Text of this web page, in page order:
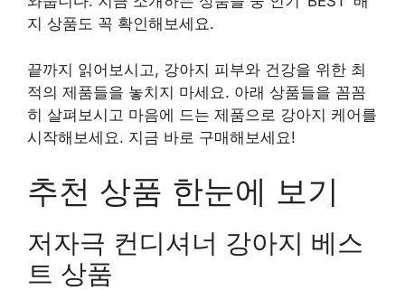
지 상품도 꼭 확인해보세요.
끝까지 읽어보시고, 강아지 피부와 건강을 위한 최
적의 제품들을 놓치지 마세요. 아래 상품들을 꼼꼼
히 살펴보시고 마음에 드는 제품으로 강아지 케어를
시작해보세요. 지금 바로 구매해보세요!
추천 상품 한눈에 보기
저자극 컨디셔너 강아지 베스
트 상품